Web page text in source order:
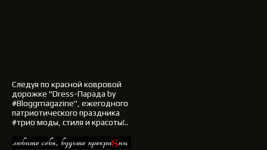
Следуя по красной ковровой
дорожке "Dress-Парада by
#Bloggmagazine" , ежегодного
патриотического праздника
#трио моды, стиля и красоты!..